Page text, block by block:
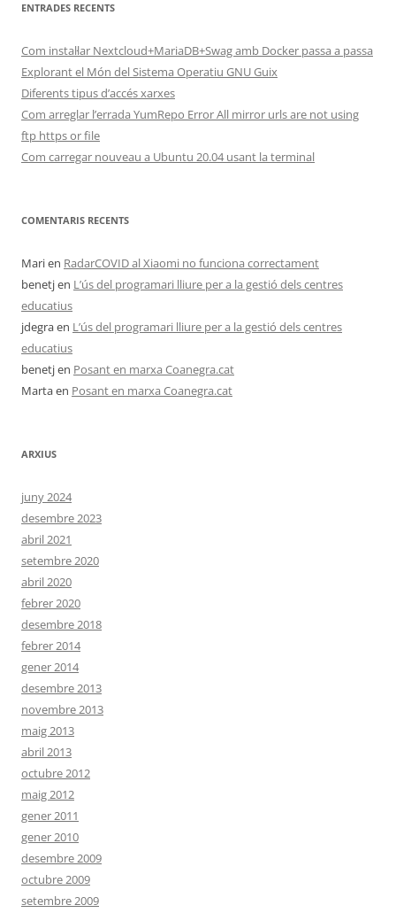
ENTRADES RECENTS
Com instal·lar Nextcloud+MariaDB+Swag amb Docker passa a passa
Explorant el Món del Sistema Operatiu GNU Guix
Diferents tipus d’accés xarxes
Com arreglar l’errada YumRepo Error All mirror urls are not using
ftp https or file
Com carregar nouveau a Ubuntu 20.04 usant la terminal
COMENTARIS RECENTS
Marien RadarCOVID al Xiaomi no funciona correctament
benetjen L’ús del programari lliure per a la gestió dels centres
educatius
jdegraen L’ús del programari lliure per a la gestió dels centres
educatius
benetjen Posant en marxa Coanegra.cat
Martaen Posant en marxa Coanegra.cat
ARXIUS
juny 2024
desembre 2023
abril 2021
setembre 2020
abril 2020
febrer 2020
desembre 2018
febrer 2014
gener 2014
desembre 2013
novembre 2013
maig 2013
abril 2013
octubre 2012
maig 2012
gener 2011
gener 2010
desembre 2009
octubre 2009
setembre 2009